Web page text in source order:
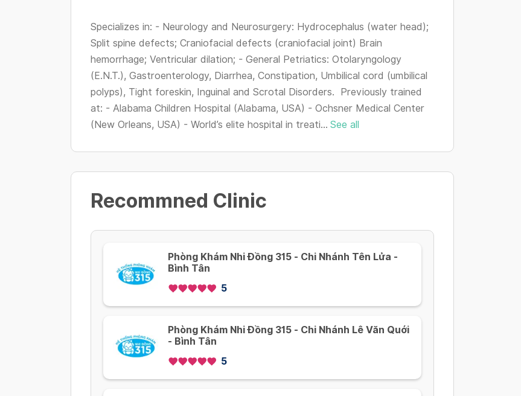
Specializes in: - Neurology and Neurosurgery: Hydrocephalus (water head);
Split spine defects; Craniofacial defects (craniofacial joint) Brain
hemorrhage; Ventricular dilation; - General Petriatics: Otolaryngology
(E.N.T.), Gastroenterology, Diarrhea, Constipation, Umbilical cord (umbilical
polyps), Tight foreskin, Inguinal and Scrotal Disorders. Previously trained
at: - Alabama Children Hospital (Alabama, USA) - Ochsner Medical Center
(New Orleans, USA) - World’s elite hospital in treati... See all
Recommned Clinic
Phòng Khám Nhi Đồng 315 - Chi Nhánh Tên Lửa -
Bình Tân
5
Phòng Khám Nhi Đồng 315 - Chi Nhánh Lê Văn Quới
- Bình Tân
5